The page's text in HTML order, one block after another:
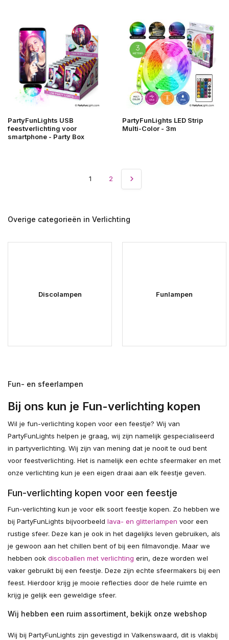
PartyFunLights USB
feestverlichting voor
smartphone - Party Box
PartyFunLights LED Strip
Multi-Color - 3m
1 2
Overige categorieën in Verlichting
Discolampen Funlampen
Fun- en sfeerlampen
Bij ons kun je Fun-verlichting kopen
Wil je fun-verlichting kopen voor een feestje? Wij van
PartyFunLights helpen je graag, wij zijn namelijk gespecialiseerd
in partyverlichting. Wij zijn van mening dat je nooit te oud bent
voor feestverlichting. Het is namelijk een echte sfeermaker en met
onze verlichting kun je een eigen draai aan elk feestje geven.
Fun-verlichting kopen voor een feestje
Fun-verlichting kun je voor elk soort feestje kopen. Zo hebben we
bij PartyFunLights bijvoorbeeld lava- en glitterlampen voor een
rustige sfeer. Deze kan je ook in het dagelijks leven gebruiken, als
je gewoon aan het chillen bent of bij een filmavondje. Maar we
hebben ook discoballen met verlichting erin, deze worden wel
vaker gebruikt bij een feestje. Deze zijn echte sfeermakers bij een
feest. Hierdoor krijg je mooie reflecties door de hele ruimte en
krijg je gelijk een geweldige sfeer.
Wij hebben een ruim assortiment, bekijk onze webshop
Wij bij PartyFunLights zijn gevestigd in Valkenswaard, dit is vlakbij